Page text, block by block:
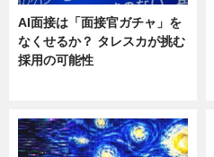
AI面接は「面接官ガチャ」を
なくせるか？ タレスカが挑む
採用の可能性